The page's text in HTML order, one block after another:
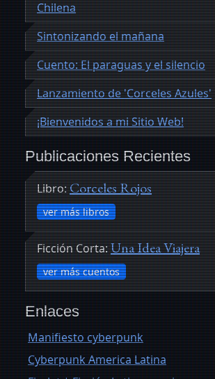
Chilena
Sintonizando el mañana
Cuento: El paraguas y el silencio
Lanzamiento de 'Corceles Azules'
¡Bienvenidos a mi Sitio Web!
Publicaciones Recientes
Libro: Corceles Rojos
ver más libros
Ficción Corta:Una Idea Viajera
ver más cuentos
Enlaces
Manifiesto cyberpunk
Cyberpunk America Latina